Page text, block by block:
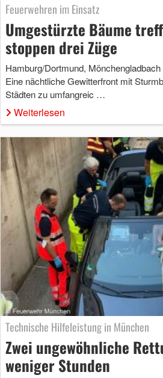
Feuerwehren im Einsatz
Umgestürzte Bäume
stoppen drei Züge
Hamburg/Dortmund,
Eine nächtliche Gewitterfront mit
Städten zu umfangreic …
Weiterlesen
Technische Hilfeleistung in München
Zwei ungewöhnliche
weniger Stunden